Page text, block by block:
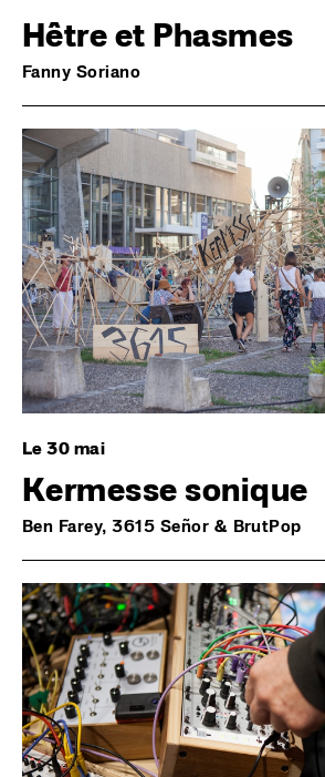
Hêtre et Phasmes
Fanny Soriano
Image
Le 30 mai
Kermesse sonique
Ben Farey, 3615 Señor & BrutPop
Image